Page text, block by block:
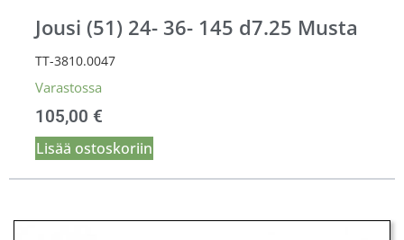
Jousi (51) 24- 36- 145 d7.25 Musta
TT-3810.0047
Varastossa
105,00 €
Lisää ostoskoriin